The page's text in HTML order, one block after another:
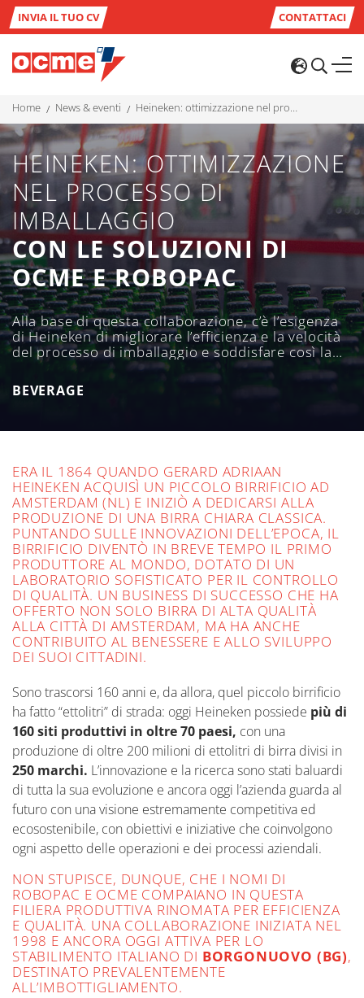
INVIA IL TUO CV CONTATTACI
home news & eventi heineken: ottimizzazione nel processo di imballaggio con le soluzioni di ocme e robopac
HEINEKEN: OTTIMIZZAZIONE
NEL PROCESSO DI
IMBALLAGGIO
CON LE SOLUZIONI DI
OCME E ROBOPAC
Alla base di questa collaborazione, c’è l’esigenza
di Heineken di migliorare l’efficienza e la velocità
del processo di imballaggio e soddisfare così la
crescente domanda del mercato. In particolare,
gli ultimi anni hanno richiesto una ottimizzazione
dell’area di wrapping, per renderla ancora più
BEVERAGE
ERA IL 1864 QUANDO GERARD ADRIAAN
HEINEKEN ACQUISÌ UN PICCOLO BIRRIFICIO AD
AMSTERDAM (NL) E INIZIÒ A DEDICARSI ALLA
PRODUZIONE DI UNA BIRRA CHIARA CLASSICA.
PUNTANDO SULLE INNOVAZIONI DELL’EPOCA, IL
BIRRIFICIO DIVENTÒ IN BREVE TEMPO IL PRIMO
PRODUTTORE AL MONDO, DOTATO DI UN
LABORATORIO SOFISTICATO PER IL CONTROLLO
DI QUALITÀ. UN BUSINESS DI SUCCESSO CHE HA
OFFERTO NON SOLO BIRRA DI ALTA QUALITÀ
ALLA CITTÀ DI AMSTERDAM, MA HA ANCHE
CONTRIBUITO AL BENESSERE E ALLO SVILUPPO
DEI SUOI CITTADINI.
Sono trascorsi 160 anni e, da allora, quel piccolo birrificio
ha fatto “ettolitri” di strada: oggi Heineken possiede più di
160 siti produttivi in oltre 70 paesi, con una
produzione di oltre 200 milioni di ettolitri di birra divisi in
250 marchi. L’innovazione e la ricerca sono stati baluardi
di tutta la sua evoluzione e ancora oggi l’azienda guarda al
futuro con una visione estremamente competitiva ed
ecosostenibile, con obiettivi e iniziative che coinvolgono
ogni aspetto delle operazioni e dei processi aziendali.
NON STUPISCE, DUNQUE, CHE I NOMI DI
ROBOPAC E OCME COMPAIANO IN QUESTA
FILIERA PRODUTTIVA RINOMATA PER EFFICIENZA
E QUALITÀ. UNA COLLABORAZIONE INIZIATA NEL
1998 E ANCORA OGGI ATTIVA PER LO
STABILIMENTO ITALIANO DI BORGONUOVO (BG),
DESTINATO PREVALENTEMENTE
ALL’IMBOTTIGLIAMENTO.